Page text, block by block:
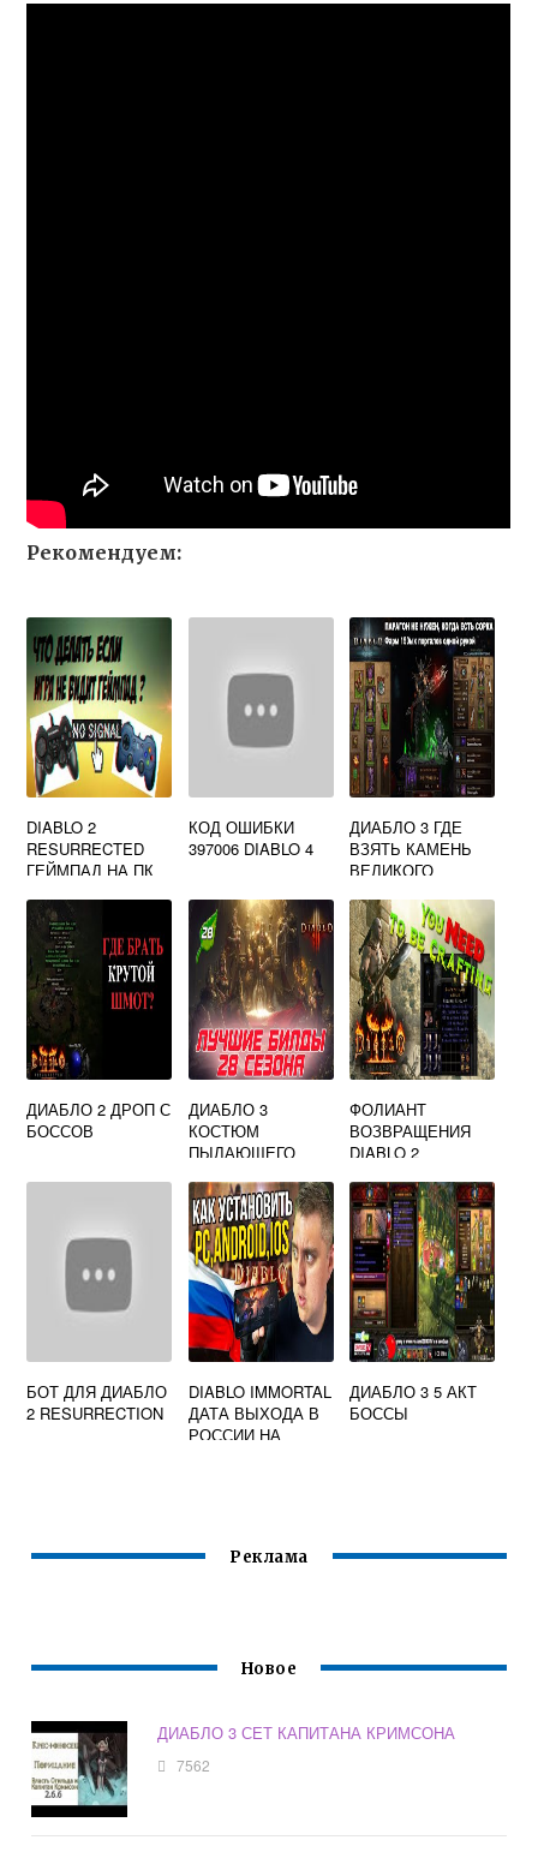
Рекомендуем:
DIABLO 2
RESURRECTED
ГЕЙМПАД НА ПК
КОД ОШИБКИ
397006 DIABLO 4
ДИАБЛО 3 ГДЕ
ВЗЯТЬ КАМЕНЬ
ВЕЛИКОГО
ДИАБЛО 2 ДРОП С
БОССОВ
ДИАБЛО 3
КОСТЮМ
ПЫЛАЮЩЕГО
ФОЛИАНТ
ВОЗВРАЩЕНИЯ
DIABLO 2
БОТ ДЛЯ ДИАБЛО
2 RESURRECTION
DIABLO IMMORTAL
ДАТА ВЫХОДА В
РОССИИ НА
ДИАБЛО 3 5 АКТ
БОССЫ
Реклама
Новое
ДИАБЛО 3 СЕТ КАПИТАНА КРИМСОНА
7562